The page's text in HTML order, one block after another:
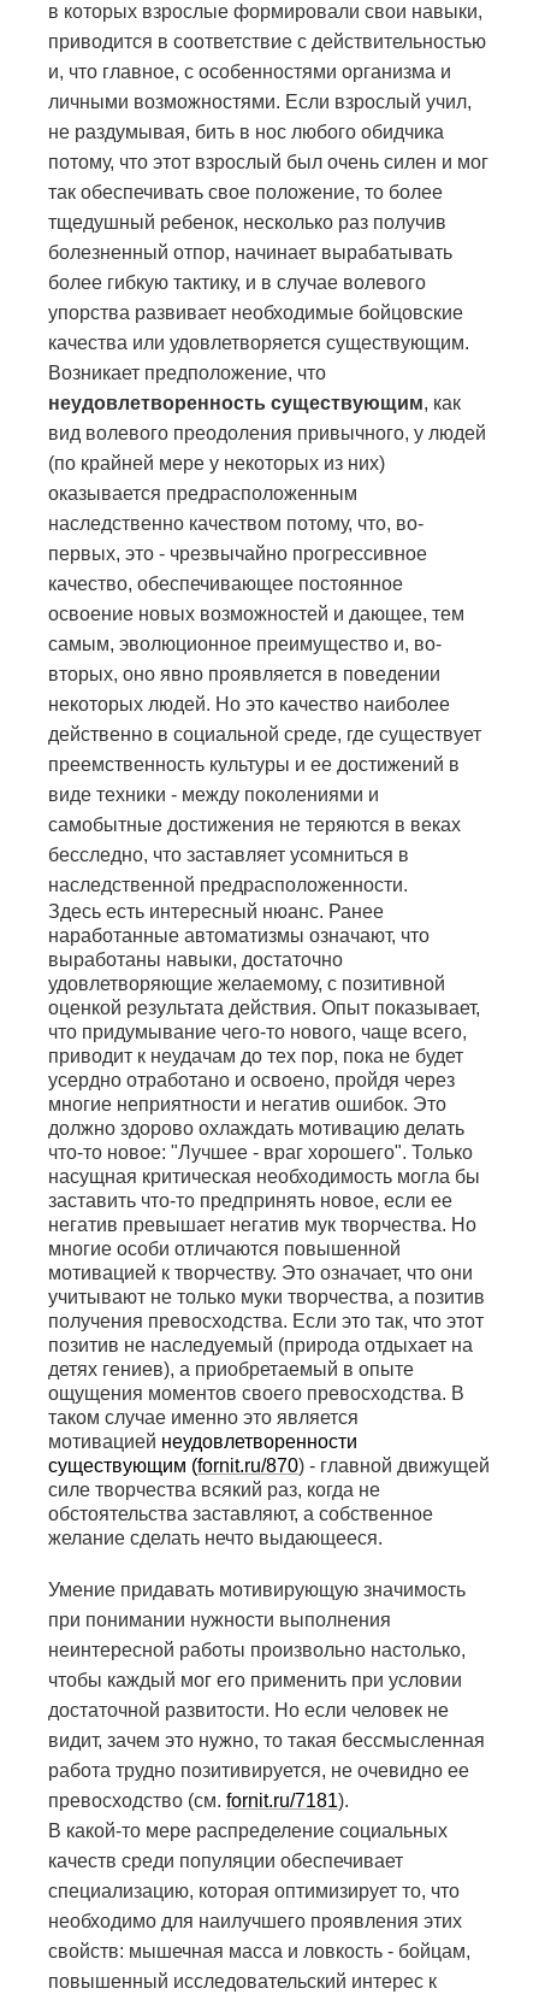
в которых взрослые формировали свои навыки,
приводится в соответствие с действительностью
и, что главное, с особенностями организма и
личными возможностями. Если взрослый учил,
не раздумывая, бить в нос любого обидчика
потому, что этот взрослый был очень силен и мог
так обеспечивать свое положение, то более
тщедушный ребенок, несколько раз получив
болезненный отпор, начинает вырабатывать
более гибкую тактику, и в случае волевого
упорства развивает необходимые бойцовские
качества или удовлетворяется существующим.
Возникает предположение, что
неудовлетворенность существующим, как
вид волевого преодоления привычного, у людей
(по крайней мере у некоторых из них)
оказывается предрасположенным
наследственно качеством потому, что, во-
первых, это - чрезвычайно прогрессивное
качество, обеспечивающее постоянное
освоение новых возможностей и дающее, тем
самым, эволюционное преимущество и, во-
вторых, оно явно проявляется в поведении
некоторых людей. Но это качество наиболее
действенно в социальной среде, где существует
преемственность культуры и ее достижений в
виде техники - между поколениями и
самобытные достижения не теряются в веках
бесследно, что заставляет усомниться в
наследственной предрасположенности.
Здесь есть интересный нюанс. Ранее
наработанные автоматизмы означают, что
выработаны навыки, достаточно
удовлетворяющие желаемому, с позитивной
оценкой результата действия. Опыт показывает,
что придумывание чего-то нового, чаще всего,
приводит к неудачам до тех пор, пока не будет
усердно отработано и освоено, пройдя через
многие неприятности и негатив ошибок. Это
должно здорово охлаждать мотивацию делать
что-то новое: "Лучшее - враг хорошего". Только
насущная критическая необходимость могла бы
заставить что-то предпринять новое, если ее
негатив превышает негатив мук творчества. Но
многие особи отличаются повышенной
мотивацией к творчеству. Это означает, что они
учитывают не только муки творчества, а позитив
получения превосходства. Если это так, что этот
позитив не наследуемый (природа отдыхает на
детях гениев), а приобретаемый в опыте
ощущения моментов своего превосходства. В
таком случае именно это является
мотивацией неудовлетворенности
существующим (fornit.ru/870) - главной движущей
силе творчества всякий раз, когда не
обстоятельства заставляют, а собственное
желание сделать нечто выдающееся.
Умение придавать мотивирующую значимость
при понимании нужности выполнения
неинтересной работы произвольно настолько,
чтобы каждый мог его применить при условии
достаточной развитости. Но если человек не
видит, зачем это нужно, то такая бессмысленная
работа трудно позитивируется, не очевидно ее
превосходство (см. fornit.ru/7181).
В какой-то мере распределение социальных
качеств среди популяции обеспечивает
специализацию, которая оптимизирует то, что
необходимо для наилучшего проявления этих
свойств: мышечная масса и ловкость - бойцам,
повышенный исследовательский интерес к